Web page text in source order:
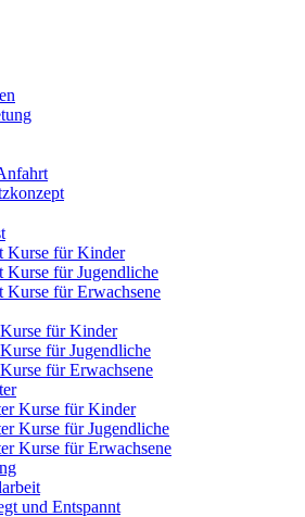
Kurse für Kinder
Kurse für Jugendliche
Kurse für Erwachsene
für Kinder
für Jugendliche
für Erwachsene
Kurse für Kinder
Kurse für Jugendliche
Kurse für Erwachsene
und Entspannt